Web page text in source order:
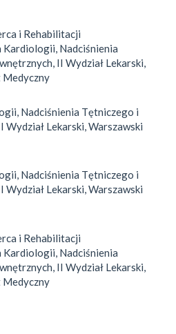
i Rehabilitacji
Nadciśnienia
II Wydział Lekarski,
Nadciśnienia Tętniczego i
Lekarski, Warszawski
Nadciśnienia Tętniczego i
Lekarski, Warszawski
i Rehabilitacji
Nadciśnienia
II Wydział Lekarski,